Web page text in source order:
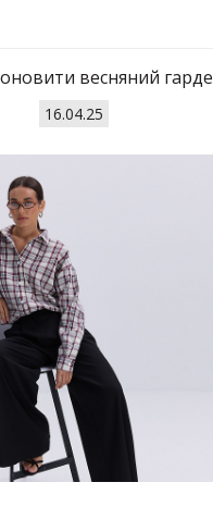
весняний
16.04.25